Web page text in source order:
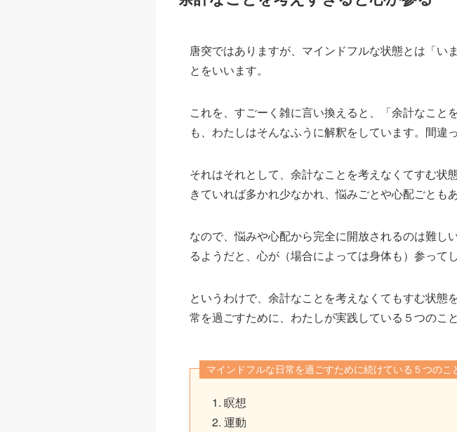
唐突ではありますが、マインドフルな状態とは「い
とをいいます。
これを、すごーく雑に言い換えると、「余計なこと
も、わたしはそんなふうに解釈をしています。間違
それはそれとして、余計なことを考えなくてすむ状
きていれば多かれ少なかれ、悩みごとや心配ごとも
なので、悩みや心配から完全に開放されるのは難し
るようだと、心が（場合によっては身体も）参ってし
というわけで、余計なことを考えなくてもすむ状態
常を過ごすために、わたしが実践している５つのこ
マインドフルな日常を過ごすために続けている５つのこ
瞑想
運動